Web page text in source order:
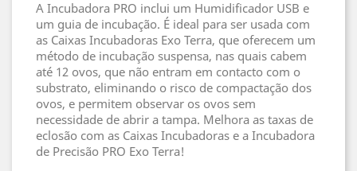
A Incubadora PRO inclui um Humidificador USB e
um guia de incubação. É ideal para ser usada com
as Caixas Incubadoras Exo Terra, que oferecem um
método de incubação suspensa, nas quais cabem
até 12 ovos, que não entram em contacto com o
substrato, eliminando o risco de compactação dos
ovos, e permitem observar os ovos sem
necessidade de abrir a tampa. Melhora as taxas de
eclosão com as Caixas Incubadoras e a Incubadora
de Precisão PRO Exo Terra!